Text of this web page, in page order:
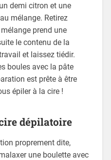
demi citron et une
mélange. Retirez
prend une
le contenu de la
et laissez tiédir.
boules avec la pâte
est prête à être
épiler à la cire !
dépilatoire
proprement dite,
une boulette avec